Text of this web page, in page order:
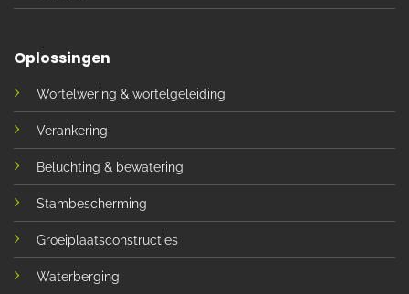
Oplossingen
Wortelwering & wortelgeleiding
Verankering
Beluchting & bewatering
Stambescherming
Groeiplaatsconstructies
Waterberging